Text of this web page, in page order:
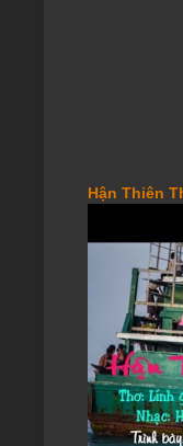
Việt
Ngô
Hận Thiên